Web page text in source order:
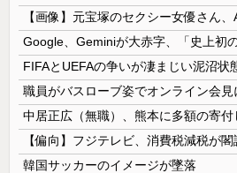
韓国サッカーのイメージが墜落